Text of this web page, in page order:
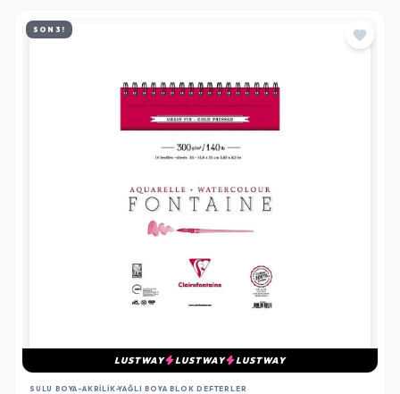
SON 3!
LUSTWAY LUSTWAY LUSTWAY
SULU BOYA-AKRILIK-YAĞLI BOYA BLOK DEFTERLER